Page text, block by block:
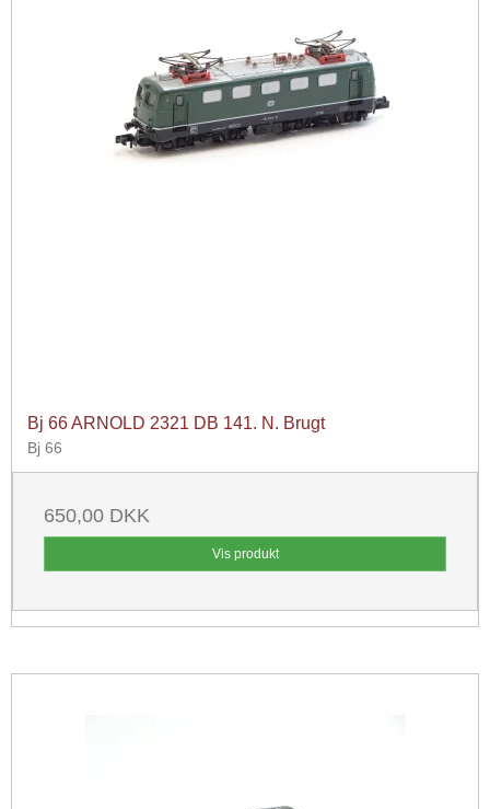
Bj 66 ARNOLD 2321 DB 141. N. Brugt
Bj 66
650,00 DKK
Vis produkt